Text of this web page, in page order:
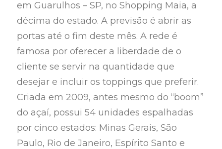
em Guarulhos – SP, no Shopping Maia, a
décima do estado. A previsão é abrir as
portas até o fim deste mês. A rede é
famosa por oferecer a liberdade de o
cliente se servir na quantidade que
desejar e incluir os toppings que preferir.
Criada em 2009, antes mesmo do “boom”
do açaí, possui 54 unidades espalhadas
por cinco estados: Minas Gerais, São
Paulo, Rio de Janeiro, Espírito Santo e